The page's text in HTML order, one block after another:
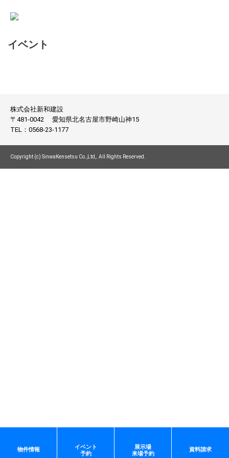
イベント
株式会社新和建設
〒481-0042
愛知県北名古屋市野崎山神15
TEL： 0568-23-1177
Copyright (c) SinwaKensetsu Co.,Ltd,. All Rights Reserved.
物件情報
イベント
予約
展示場
来場予約
資料請求